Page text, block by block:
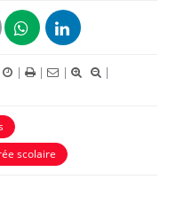
| | |
|
scolaire